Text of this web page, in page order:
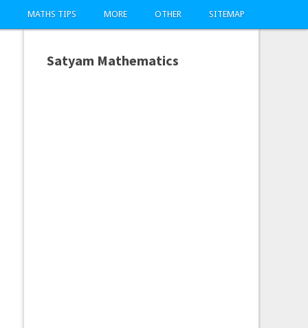
MATHS TIPS MORE OTHER SITEMAP
Satyam Mathematics